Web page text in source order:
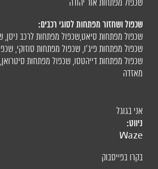
שכפול מפתחות אור יהודה
שכפול ושחזור מפתחות לסוגי רכבים:
שכפול מפתחות סיאט,שכפול מפתחות לרכב ניסן ,
שכפול מפתחות פיג'ו, שכפול מפתחות סוזוקי,
שכפול מפתחות דייהטסו, שכפול מפתחות סיטרואן ,
מאזדה
אני בגוגל
ניווט:
Waze
בקרו בפייסבוק